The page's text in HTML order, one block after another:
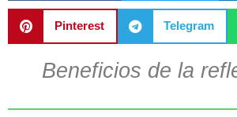
Pinterest Telegram
Beneficios de la